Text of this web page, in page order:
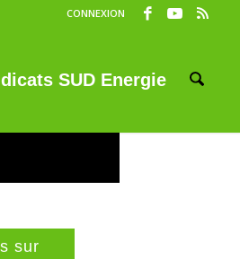
CONNEXION
SUD Energie
sur